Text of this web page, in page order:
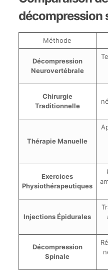
décompression
Méthode
Décompression
Neurovertébrale
Chirurgie
Traditionnelle
Thérapie Manuelle
Exercices
Physiothérapeutiques
Injections Épidurales
Décompression
Spinale